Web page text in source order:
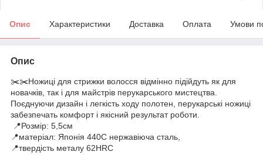
Опис Характеристики Доставка Оплата Умови
Опис
✂️✂️Ножиці для стрижки волосся відмінно підійдуть як для
новачків, так і для майстрів перукарського мистецтва.
Поєднуючи дизайн і легкість ходу полотен, перукарські ножиці
забезпечать комфорт і якісний результат роботи.
📍Розмір: 5,5см
📍матеріал: Японія 440C нержавіюча сталь,
📍твердість металу 62HRC